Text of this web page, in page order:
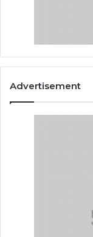
Advertisement